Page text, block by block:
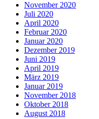
November 2020
Juli 2020
April 2020
Februar 2020
Januar 2020
Dezember 2019
Juni 2019
April 2019
März 2019
Januar 2019
November 2018
Oktober 2018
August 2018